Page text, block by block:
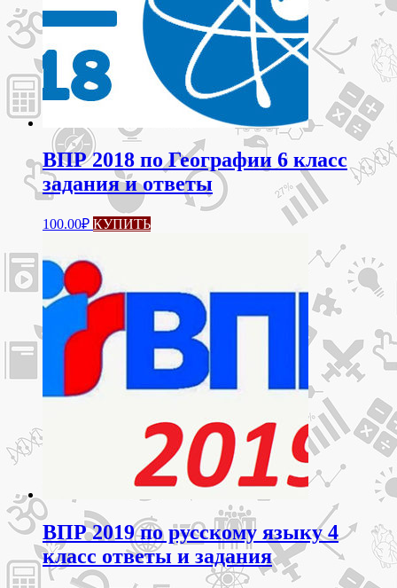
ВПР 2018 по Географии 6 класс
задания и ответы
100.00₽ КУПИТЬ
ВПР 2019 по русскому языку 4
класс ответы и задания